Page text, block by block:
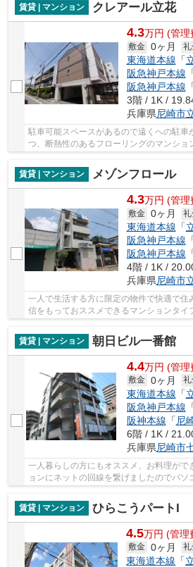
賃貸 | マンション
クレアール立花
4.3万円 (管理
敷金 0ヶ月
東海道本線 「
阪急神戸本線
阪急神戸本線
3階 / 1K /
兵庫県尼崎市
駐車可能スペースがあるので遠くへの駐車
つ、断熱性のあるフローリングのマンショ
賃貸 | マンション
メゾンフロール
4.3万円 (管理
敷金 0ヶ月
東海道本線 「
阪急神戸本線
阪急神戸本線
4階 / 1K /
兵庫県尼崎市
一人で生活する方に限定の物件で快適で住
信をもっておススメできるマンションタイ
賃貸 | マンション
朝日ビル一番館
4.4万円 (管理
敷金 0ヶ月
東海道本線 「
阪急神戸本線
阪神本線 「 尼
6階 / 1K /
兵庫県尼崎市
一人暮らしの方にもオススメ、お料理がで
ョンにネットの回線を繋げましたのでパ
賃貸 | マンション
ひらこうパートI
4.5万円 (管理
敷金 0ヶ月
東海道本線 「